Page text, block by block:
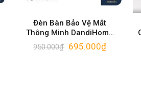
Đèn Bàn Bảo Vệ Mắt
Thông Minh DandiHome
Ergo Edge 3
950.000₫ 695.000₫